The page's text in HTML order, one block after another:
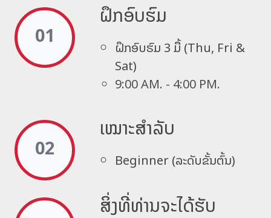
01
ຝຶກອົບຮົມ
ຝຶກອົບຮົມ 3 ມື້ (Thu, Fri &
Sat)
9:00 AM. - 4:00 PM.
02
ເໝາະສໍາລັບ
Beginner (ລະດັບຂັ້ນຕົ້ນ)
ສິ່ງ​ທີ່​ທ່ານ​ຈະ​ໄດ້​ຮັບ